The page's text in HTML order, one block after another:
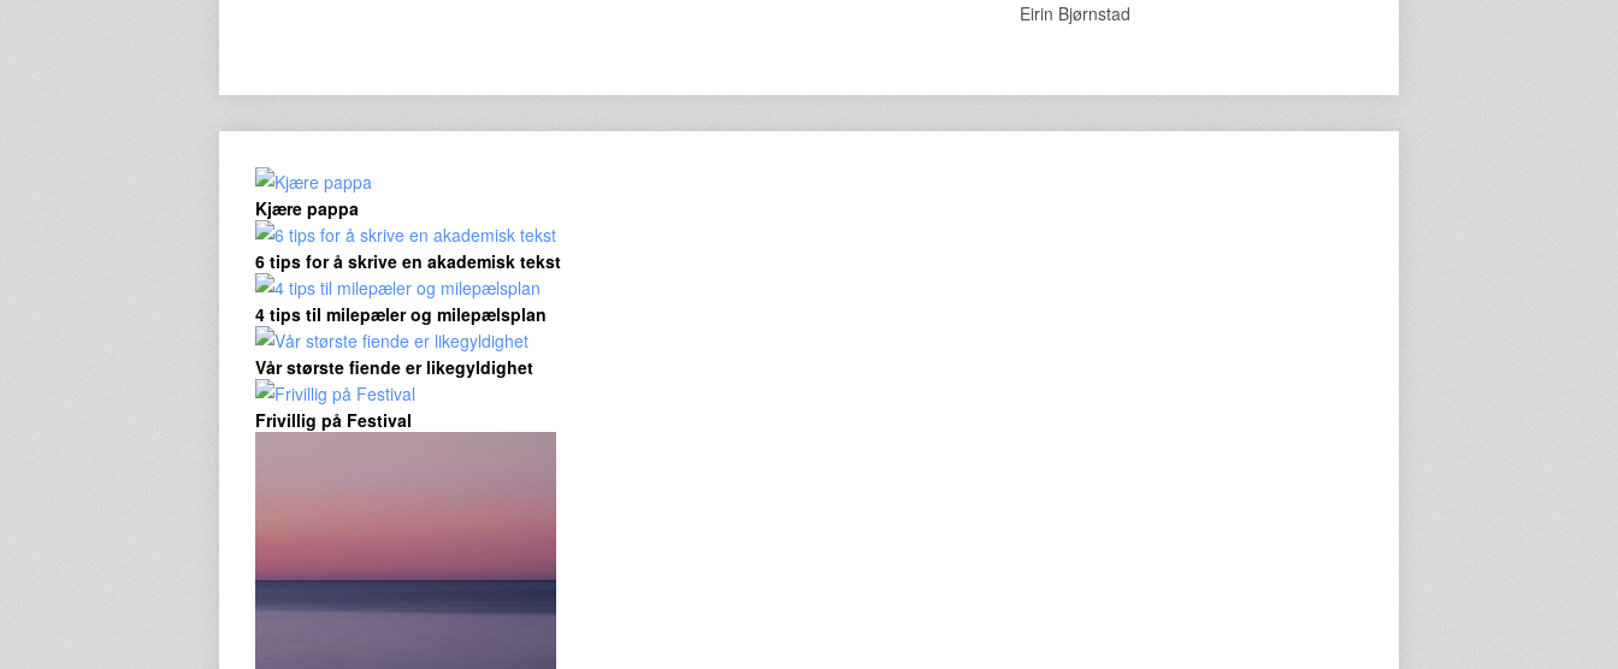
Eirin Bjørnstad
Kjære pappa
6 tips for å skrive en akademisk tekst
4 tips til milepæler og milepælsplan
Vår største fiende er likegyldighet
Frivillig på Festival